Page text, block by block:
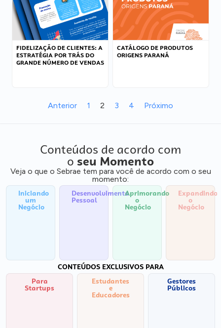
FIDELIZAÇÃO DE CLIENTES: A
ESTRATÉGIA POR TRÁS DO
GRANDE NÚMERO DE VENDAS
CATÁLOGO DE PRODUTOS
ORIGENS PARANÁ
Anterior 1 2 3 4 Próximo
Conteúdos de acordo com
o seu Momento
Veja o que o Sebrae tem para você de acordo com o seu
momento:
Iniciando
um
Negócio
Desenvolvimento
Pessoal
Aprimorando
o
Negócio
Expandindo
o
Negócio
CONTEÚDOS EXCLUSIVOS PARA
Para
Startups
Estudantes
e
Educadores
Gestores
Públicos